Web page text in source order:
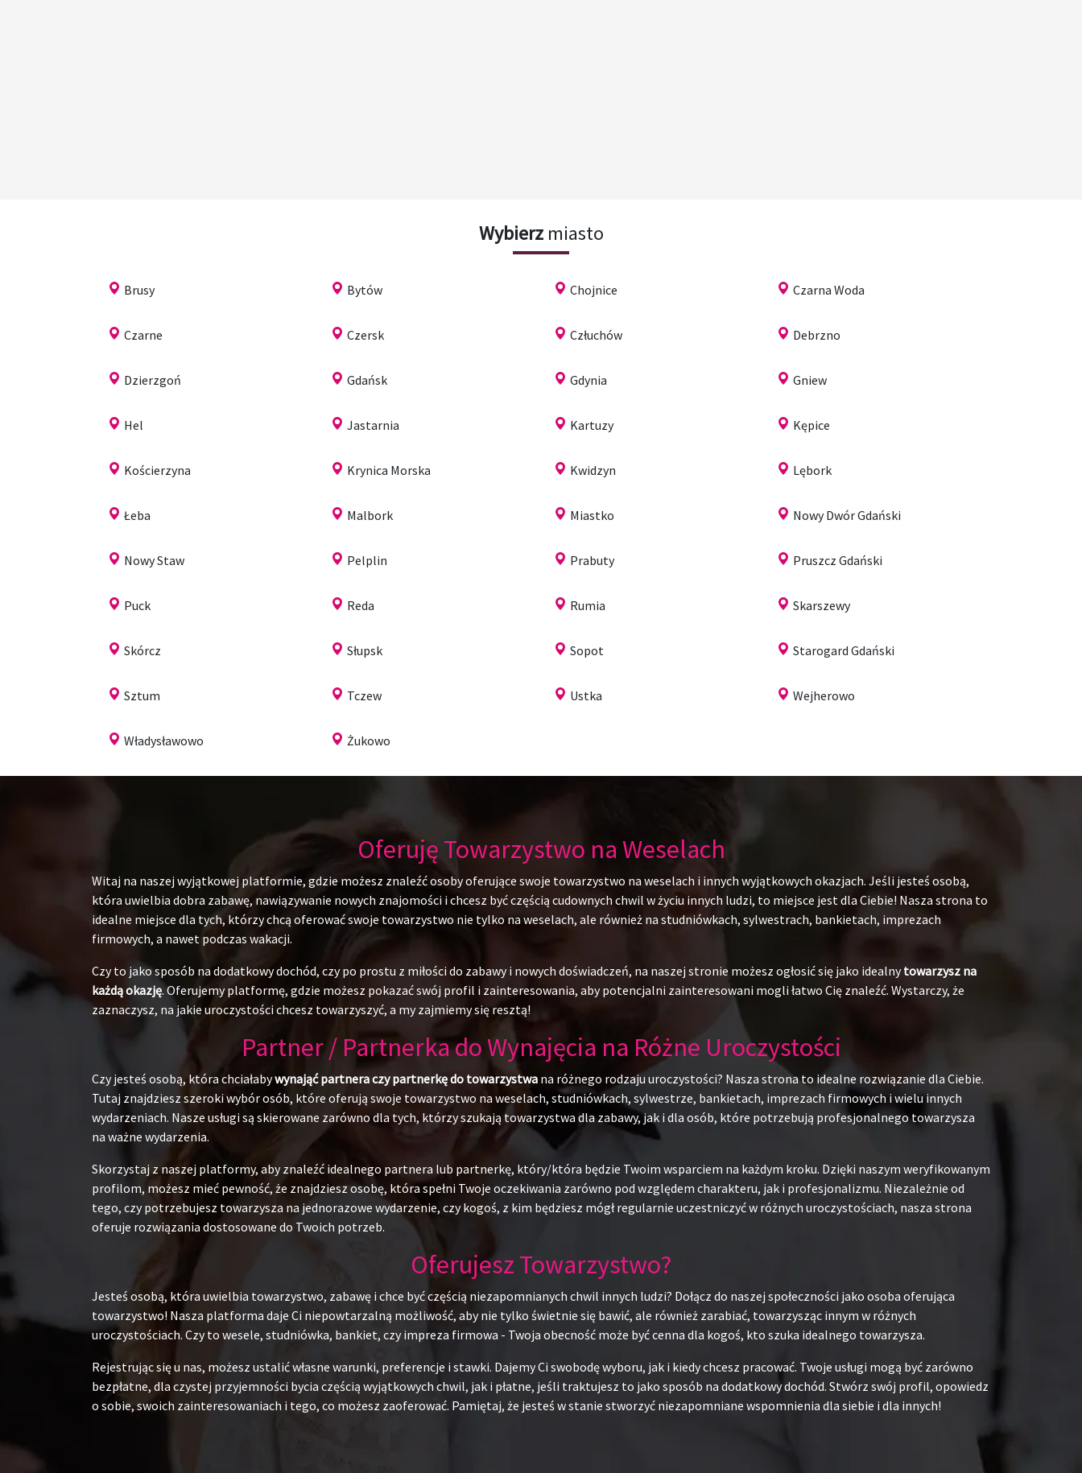
Wybierzmiasto
Brusy Bytów Chojnice Czarna Woda
Czarne Czersk Człuchów Debrzno
Dzierzgoń Gdańsk Gdynia Gniew
Hel Jastarnia Kartuzy Kępice
Kościerzyna Krynica Morska Kwidzyn Lębork
Łeba Malbork Miastko Nowy Dwór Gdański
Nowy Staw Pelplin Prabuty Pruszcz Gdański
Puck Reda Rumia Skarszewy
Skórcz Słupsk Sopot Starogard Gdański
Sztum Tczew Ustka Wejherowo
Władysławowo Żukowo
Oferuję Towarzystwo na Weselach
Witaj na naszej wyjątkowej platformie, gdzie możesz znaleźć osoby oferujące swoje towarzystwo na weselach i innych wyjątkowych okazjach. Jeśli jesteś osobą,
która uwielbia dobra zabawę, nawiązywanie nowych znajomości i chcesz być częścią cudownych chwil w życiu innych ludzi, to miejsce jest dla Ciebie! Nasza strona to
idealne miejsce dla tych, którzy chcą oferować swoje towarzystwo nie tylko na weselach, ale również na studniówkach, sylwestrach, bankietach, imprezach
firmowych, a nawet podczas wakacji.
Czy to jako sposób na dodatkowy dochód, czy po prostu z miłości do zabawy i nowych doświadczeń, na naszej stronie możesz ogłosić się jako idealnytowarzysz na
każdą okazję. Oferujemy platformę, gdzie możesz pokazać swój profil i zainteresowania, aby potencjalni zainteresowani mogli łatwo Cię znaleźć. Wystarczy, że
zaznaczysz, na jakie uroczystości chcesz towarzyszyć, a my zajmiemy się resztą!
Partner / Partnerka do Wynajęcia na Różne Uroczystości
Czy jesteś osobą, która chciałabywynająć partnera czy partnerkę do towarzystwa na różnego rodzaju uroczystości? Nasza strona to idealne rozwiązanie dla Ciebie.
Tutaj znajdziesz szeroki wybór osób, które oferują swoje towarzystwo na weselach, studniówkach, sylwestrze, bankietach, imprezach firmowych i wielu innych
wydarzeniach. Nasze usługi są skierowane zarówno dla tych, którzy szukają towarzystwa dla zabawy, jak i dla osób, które potrzebują profesjonalnego towarzysza
na ważne wydarzenia.
Skorzystaj z naszej platformy, aby znaleźć idealnego partnera lub partnerkę, który/która będzie Twoim wsparciem na każdym kroku. Dzięki naszym weryfikowanym
profilom, możesz mieć pewność, że znajdziesz osobę, która spełni Twoje oczekiwania zarówno pod względem charakteru, jak i profesjonalizmu. Niezależnie od
tego, czy potrzebujesz towarzysza na jednorazowe wydarzenie, czy kogoś, z kim będziesz mógł regularnie uczestniczyć w różnych uroczystościach, nasza strona
oferuje rozwiązania dostosowane do Twoich potrzeb.
Oferujesz Towarzystwo?
Jesteś osobą, która uwielbia towarzystwo, zabawę i chce być częścią niezapomnianych chwil innych ludzi? Dołącz do naszej społeczności jako osoba oferująca
towarzystwo! Nasza platforma daje Ci niepowtarzalną możliwość, aby nie tylko świetnie się bawić, ale również zarabiać, towarzysząc innym w różnych
uroczystościach. Czy to wesele, studniówka, bankiet, czy impreza firmowa - Twoja obecność może być cenna dla kogoś, kto szuka idealnego towarzysza.
Rejestrując się u nas, możesz ustalić własne warunki, preferencje i stawki. Dajemy Ci swobodę wyboru, jak i kiedy chcesz pracować. Twoje usługi mogą być zarówno
bezpłatne, dla czystej przyjemności bycia częścią wyjątkowych chwil, jak i płatne, jeśli traktujesz to jako sposób na dodatkowy dochód. Stwórz swój profil, opowiedz
o sobie, swoich zainteresowaniach i tego, co możesz zaoferować. Pamiętaj, że jesteś w stanie stworzyć niezapomniane wspomnienia dla siebie i dla innych!